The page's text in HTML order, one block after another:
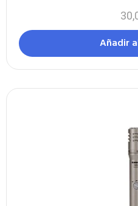
Añadir